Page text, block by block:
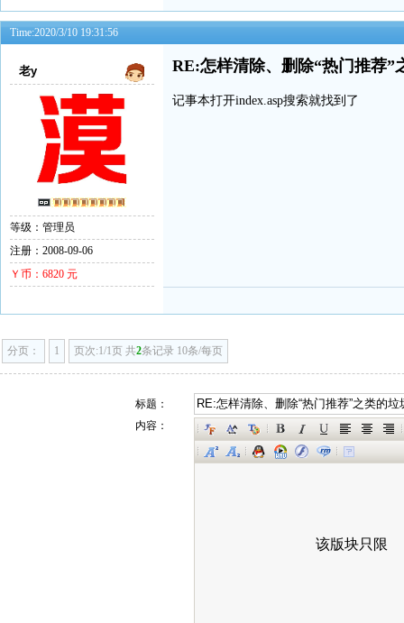
Time:2020/3/10 19:31:56
老y
等级：管理员
注册：2008-09-06
Ｙ币：6820 元
RE:怎样清除、删除“热门推荐”
记事本打开index.asp搜索就找到了
分页： 1 页次:1/1页 共2条记录 10条/每页
标题：
内容：